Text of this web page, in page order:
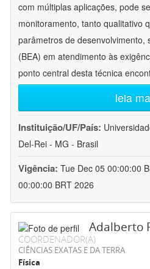
com múltiplas aplicações, pode
monitoramento, tanto qualitativo
parâmetros de desenvolvimento,
(BEA) em atendimento às
ponto central desta técnica
leia
Instituição/UF/País:
Del-Rei - MG - Brasil
Vigência: Tue Dec 05 00:00:00
00:00:00 BRT 2026
Adalberto
COORDENADOR(A)
CIÊNCIAS EXATAS E DA TERRA
Física